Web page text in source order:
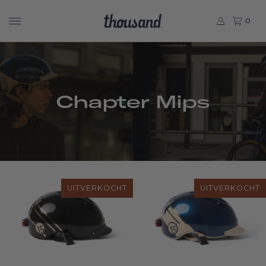
0
Chapter Mips
UITVERKOCHT UITVERKOCHT